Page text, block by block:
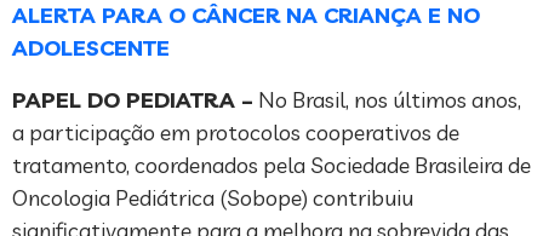
ALERTA PARA O CÂNCER NA CRIANÇA E NO
ADOLESCENTE
PAPEL DO PEDIATRA – No Brasil, nos últimos anos,
a participação em protocolos cooperativos de
tratamento, coordenados pela Sociedade Brasileira de
Oncologia Pediátrica (Sobope) contribuiu